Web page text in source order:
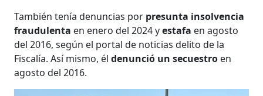
También tenía denuncias por presunta insolvencia
fraudulenta en enero del 2024 yestafa en agosto
del 2016, según el portal de noticias delito de la
Fiscalía. Así mismo, éldenunció un secuestro en
agosto del 2016.